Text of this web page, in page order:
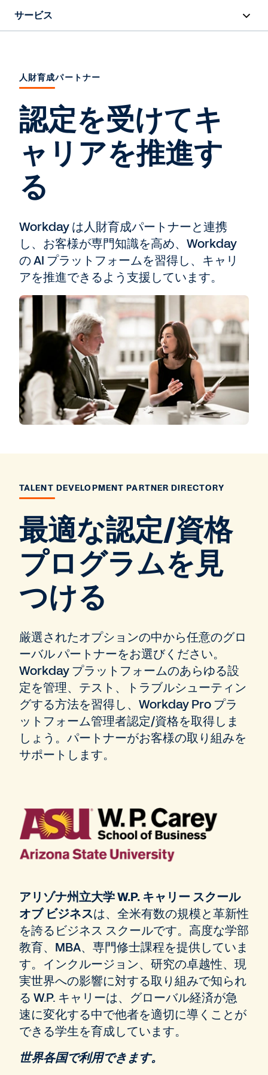
サービス
デプロイメント
トレーニングと認定/資格
Success Plans
サポート
人財育成パートナー
認定を受けてキ
ャリアを推進す
る
Workday は人財育成パートナーと連携
し、お客様が専門知識を高め、Workday
の AI プラットフォームを習得し、キャリ
アを推進できるよう支援しています。
TALENT DEVELOPMENT PARTNER DIRECTORY
最適な認定/資格
プログラムを見
つける
厳選されたオプションの中から任意のグロ
ーバル パートナーをお選びください。
Workday プラットフォームのあらゆる設
定を管理、テスト、トラブルシューティン
グする方法を習得し、Workday Pro プラ
ットフォーム管理者認定/資格を取得しま
しょう。パートナーがお客様の取り組みを
サポートします。
アリゾナ州立大学 W.P. キャリー スクール
オブ ビジネスは、全米有数の規模と革新性
を誇るビジネス スクールです。高度な学部
教育、MBA、専門修士課程を提供していま
す。インクルージョン、研究の卓越性、現
実世界への影響に対する取り組みで知られ
る W.P. キャリーは、グローバル経済が急
速に変化する中で他者を適切に導くことが
できる学生を育成しています。
世界各国で利用できます。